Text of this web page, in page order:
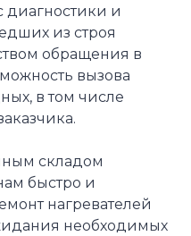
диагностики и
из строя
обращения в
вызова
в том числе
складом
быстро и
нагревателей
необходимых